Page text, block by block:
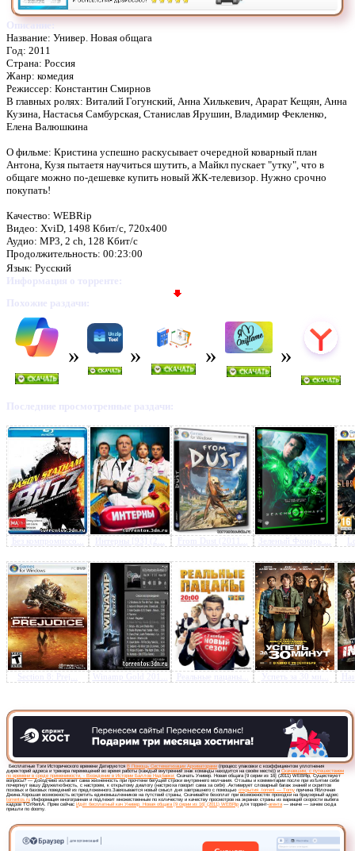
Предлагаем скачать
Универ. Новая общага [9
16] (2011) WEBRip»
Описание:
Название: Универ. Новая общага
Год: 2011
Страна: Россия
Жанр: комедия
Режиссер: Константин Смирнов
В главных ролях: Виталий Гогунский, Анна Хилькевич, Арарат Кещян, Анна
Кузина, Настасья Самбурская, Станислав Ярушин, Владимир Фекленко,
Елена Валюшкина
О фильме: Кристина успешно раскусывает очередной коварный план
Антона, Кузя пытаетя научиться шутить, а Майкл пускает "утку", что в
общаге можно по-дешевке купить новый ЖК-телевизор. Нужно срочно
покупать!
Качество: WEBRip
Видео: XviD, 1498 Кбит/с, 720x400
Аудио: MP3, 2 ch, 128 Кбит/с
Продолжительность: 00:23:00
Язык: Русский
Информация о торренте:
Похожие раздачи:
Последние просмотренные раздачи:
Без компромиссо... Интерны [93] (2... Зеленый Фонарь ...
Section 8: Prej... Winamp Gold 201... Реальные пацаны... Успеть за 30 ми...